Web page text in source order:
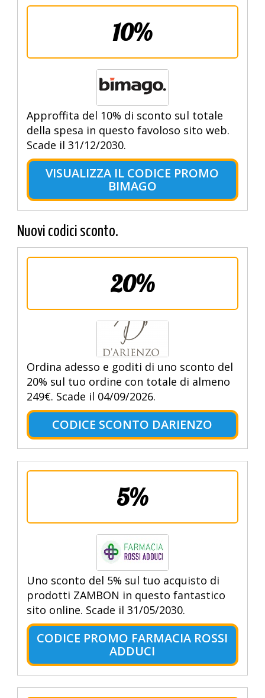
10%
Approffita del 10% di sconto sul totale
della spesa in questo favoloso sito web.
Scade il 31/12/2030.
VISUALIZZA IL CODICE PROMO
BIMAGO
Nuovi codici sconto.
20%
Ordina adesso e goditi di uno sconto del
20% sul tuo ordine con totale di almeno
249€. Scade il 04/09/2026.
CODICE SCONTO DARIENZO
5%
Uno sconto del 5% sul tuo acquisto di
prodotti ZAMBON in questo fantastico
sito online. Scade il 31/05/2030.
CODICE PROMO FARMACIA ROSSI
ADDUCI